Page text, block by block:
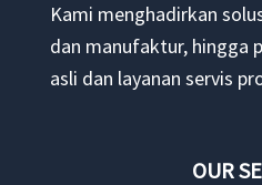
Kami menghadirkan
dan manufaktur, hingga
asli dan layanan servis
OUR